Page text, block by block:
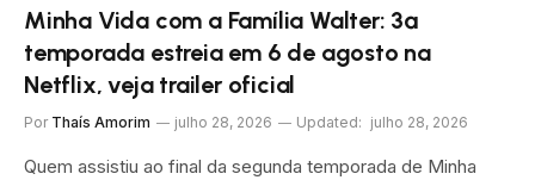
Minha Vida com a Família Walter: 3ª
temporada estreia em 6 de agosto na
Netflix, veja trailer oficial
Por Thaís Amorim julho 28, 2026 Updated: julho 28, 2026
Quem assistiu ao final da segunda temporada de Minha